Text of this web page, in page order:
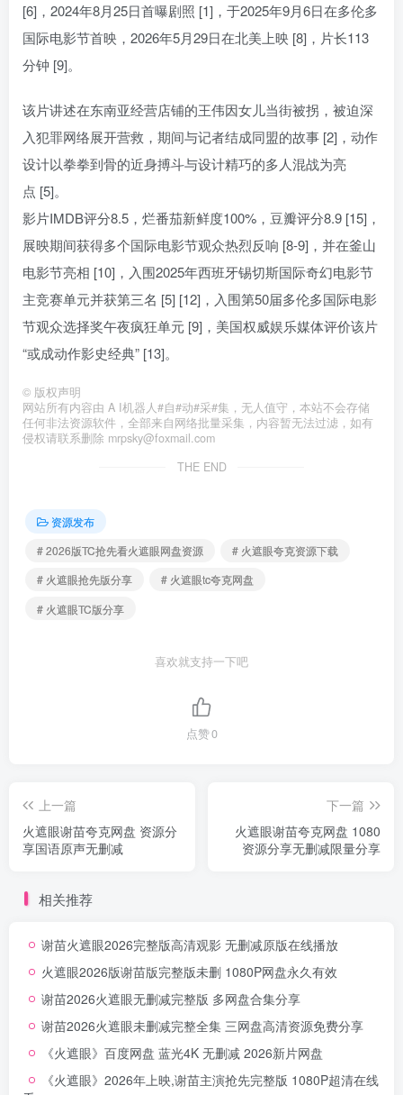
[6]，2024年8月25日首曝剧照 [1]，于2025年9月6日在多伦多
国际电影节首映，2026年5月29日在北美上映 [8]，片长113
分钟 [9]。
该片讲述在东南亚经营店铺的王伟因女儿当街被拐，被迫深
入犯罪网络展开营救，期间与记者结成同盟的故事 [2]，动作
设计以拳拳到骨的近身搏斗与设计精巧的多人混战为亮
点 [5]。
影片IMDB评分8.5，烂番茄新鲜度100%，豆瓣评分8.9 [15]，
展映期间获得多个国际电影节观众热烈反响 [8-9]，并在釜山
电影节亮相 [10]，入围2025年西班牙锡切斯国际奇幻电影节
主竞赛单元并获第三名 [5] [12]，入围第50届多伦多国际电影
节观众选择奖午夜疯狂单元 [9]，美国权威娱乐媒体评价该片
“或成动作影史经典” [13]。
© 版权声明
网站所有内容由 A I机器人#自#动#采#集，无人值守，本站不会存储
任何非法资源软件，全部来自网络批量采集，内容暂无法过滤，如有
侵权请联系删除 mrpsky@foxmail.com
THE END
资源发布
# 2026版TC抢先看火遮眼网盘资源
# 火遮眼夸克资源下载
# 火遮眼抢先版分享
# 火遮眼tc夸克网盘
# 火遮眼TC版分享
喜欢就支持一下吧
点赞0
上一篇
火遮眼谢苗夸克网盘 资源分
享国语原声无删减
下一篇
火遮眼谢苗夸克网盘 1080
资源分享无删减限量分享
相关推荐
谢苗火遮眼2026完整版高清观影 无删减原版在线播放
火遮眼2026版谢苗版完整版未删 1080P网盘永久有效
谢苗2026火遮眼无删减完整版 多网盘合集分享
谢苗2026火遮眼未删减完整全集 三网盘高清资源免费分享
《火遮眼》百度网盘 蓝光4K 无删减 2026新片网盘
《火遮眼》2026年上映,谢苗主演抢先完整版 1080P超清在线